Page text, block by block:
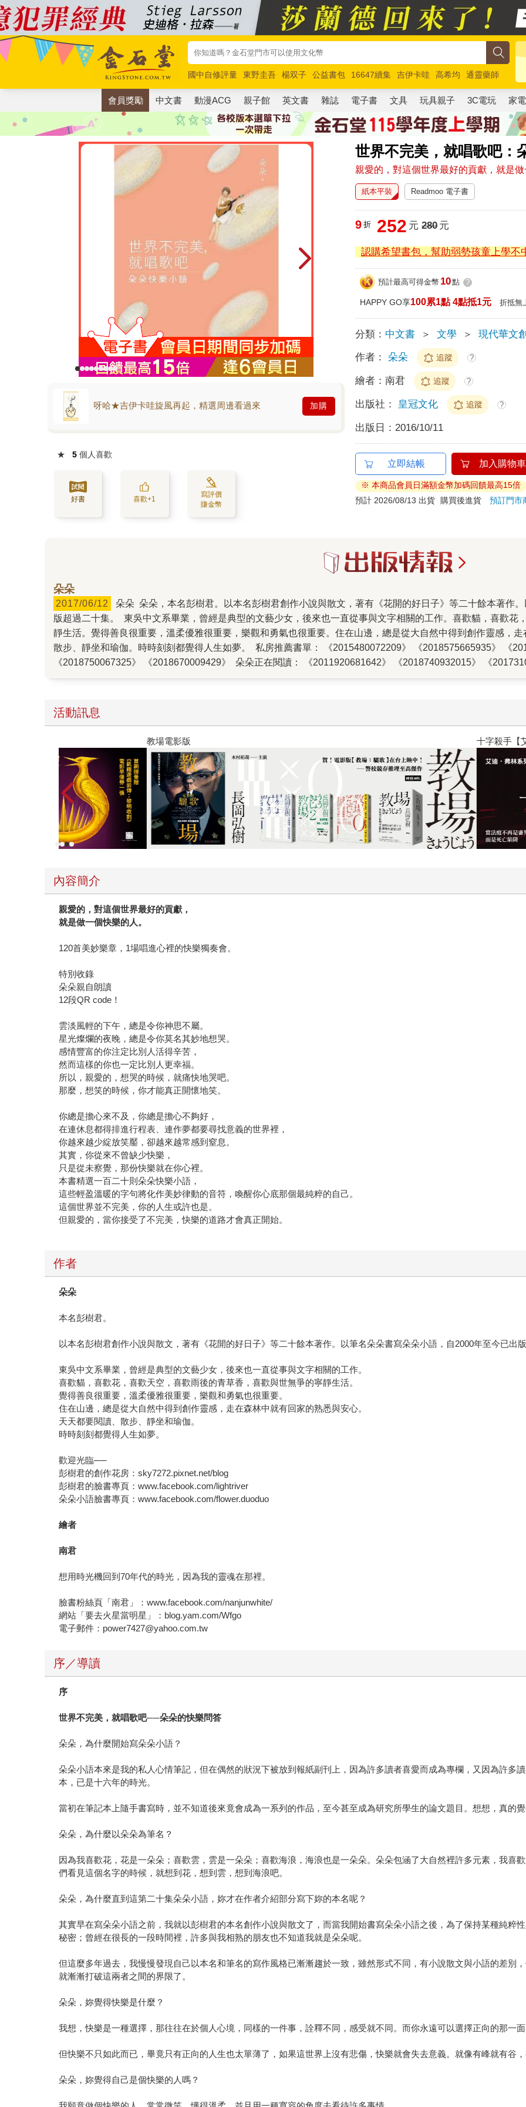
國中自修評量 東野圭吾 楊双子 公益書包 16647續集 吉伊卡哇 高希均
通靈藥師
唯紅花綻放
奧德賽 路邊攤新作 馬斯克 玩具總動員5 超慢跑
會員獎勵 中文書 動漫ACG 親子館 英文書 雜誌 電子書 文具 玩具親子 3C電玩 家電
世界不完美，就唱歌吧：
親愛的，對這個世界最好的貢獻，就是做
呀哈★吉伊卡哇旋風再起，精選周邊看過來 加購
★ 5 個人喜歡
好書 喜歡+1
寫評價
賺金幣
紙本平裝 Readmoo 電子書
9 折 252 元 280元
認購希望書包，幫助弱勢孩童上學不
預計最高可得金幣 10點 ?
HAPPY GO享100累1點 4點抵1元 折抵無
分類： 中文書 ＞ 文學 ＞ 現代華文
作者： 朵朵 追蹤 ?
繪者：南君 追蹤 ?
出版社： 皇冠文化 追蹤 ?
出版日： 2016/10/11
立即結帳 加入購物車
※ 本商品會員日滿額金幣加碼回饋最高15倍
預計 2026/08/13 出貨
購買後進貨預訂門市
朵朵
2017/06/12
版超過二十集。 東吳中文系畢業，曾經是典型的文藝少女，後來也一直從事與文字相關的工作。喜歡貓，喜歡花
靜生活。覺得善良很重要，溫柔優雅很重要，樂觀和勇氣也很重要。住在山邊，總是從大自然中得到創作靈感，
散步、靜坐和瑜伽。時時刻刻都覺得人生如夢。 私房推薦書單： 《2015480072209》 《2018575665935》 《
《2018750067325》 《2018670009429》 朵朵正在閱讀： 《2011920681642》 《2018740932015》 《
地包裹你。 該有這麼一個地方，是你休養生息的秘密基地，只屬於你自己； 就像你心裡的某個寧靜的角落，只有
跌跌撞撞； 有時候，時間沖淡了一切，你依然感覺悲傷。 朵朵說，渴望喘口氣的你，該往心內探尋。 你會發現，
現，你並非不懂愛，只是忙著愛人，卻忘記了愛自己。 讀朵朵，在心裡的秘密基地，耐心等待痊癒； 讀朵朵，在
【作家書房】網頁看更多作家推薦
活動訊息
十字殺手【艾迪．弗林系列 前傳
內容簡介
親愛的，對這個世界最好的貢獻，
就是做一個快樂的人。
120首美妙樂章，1場唱進心裡的快樂獨奏會。
特別收錄
朵朵親自朗讀
12段QR code！
雲淡風輕的下午，總是令你神思不屬。
星光燦爛的夜晚，總是令你莫名其妙地想哭。
感情豐富的你注定比別人活得辛苦，
然而這樣的你也一定比別人更幸福。
所以，親愛的，想哭的時候，就痛快地哭吧。
那麼，想笑的時候，你才能真正開懷地笑。
你總是擔心來不及，你總是擔心不夠好，
在連休息都得排進行程表、連作夢都要尋找意義的世界裡，
你越來越少綻放笑靨，卻越來越常感到窒息。
其實，你從來不曾缺少快樂，
只是從未察覺，那份快樂就在你心裡。
本書精選一百二十則朵朵快樂小語，
這些輕盈溫暖的字句將化作美妙律動的音符，喚醒你心底那個最純粹的自己。
這個世界並不完美，你的人生或許也是。
但親愛的，當你接受了不完美，快樂的道路才會真正開始。
作者
朵朵
本名彭樹君。
以本名彭樹君創作小說與散文，著有《花開的好日子》等二十餘本著作。以筆名朵朵書寫朵朵小語，自2000年至今已出版
東吳中文系畢業，曾經是典型的文藝少女，後來也一直從事與文字相關的工作。
喜歡貓，喜歡花，喜歡天空，喜歡雨後的青草香，喜歡與世無爭的寧靜生活。
覺得善良很重要，溫柔優雅很重要，樂觀和勇氣也很重要。
住在山邊，總是從大自然中得到創作靈感，走在森林中就有回家的熟悉與安心。
天天都要閱讀、散步、靜坐和瑜伽。
時時刻刻都覺得人生如夢。
歡迎光臨──
彭樹君的創作花房：sky7272.pixnet.net/blog
彭樹君的臉書專頁：www.facebook.com/lightriver
朵朵小語臉書專頁：www.facebook.com/flower.duoduo
繪者
南君
想用時光機回到70年代的時光，因為我的靈魂在那裡。
臉書粉絲頁「南君」：www.facebook.com/nanjunwhite/
網站「要去火星當明星」：blog.yam.com/Wfgo
電子郵件：power7427@yahoo.com.tw
序／導讀
序
世界不完美，就唱歌吧──朵朵的快樂問答
朵朵，為什麼開始寫朵朵小語？
朵朵小語本來是我的私人心情筆記，但在偶然的狀況下被放到報紙副刊上，因為許多讀者喜愛而成為專欄，又因為許多
本，已是十六年的時光。
當初在筆記本上隨手書寫時，並不知道後來竟會成為一系列的作品，至今甚至成為研究所學生的論文題目。想想，真的覺
朵朵，為什麼以朵朵為筆名？
因為我喜歡花，花是一朵朵；喜歡雲，雲是一朵朵；喜歡海浪，海浪也是一朵朵。朵朵包涵了大自然裡許多元素，我喜
們看見這個名字的時候，就想到花，想到雲，想到海浪吧。
朵朵，為什麼直到這第二十集朵朵小語，妳才在作者介紹部分寫下妳的本名呢？
其實早在寫朵朵小語之前，我就以彭樹君的本名創作小說與散文了，而當我開始書寫朵朵小語之後，為了保持某種純粹
秘密；曾經在很長的一段時間裡，許多與我相熟的朋友也不知道我就是朵朵呢。
但這麼多年過去，我慢慢發現自己以本名和筆名的寫作風格已漸漸趨於一致，雖然形式不同，有小說散文與小語的差別
就漸漸打破這兩者之間的界限了。
朵朵，妳覺得快樂是什麼？
我想，快樂是一種選擇，那往往在於個人心境，同樣的一件事，詮釋不同，感受就不同。而你永遠可以選擇正向的那一面
但快樂不只如此而已，畢竟只有正向的人生也太單薄了，如果這世界上沒有悲傷，快樂就會失去意義。就像有峰就有谷
朵朵，妳覺得自己是個快樂的人嗎？